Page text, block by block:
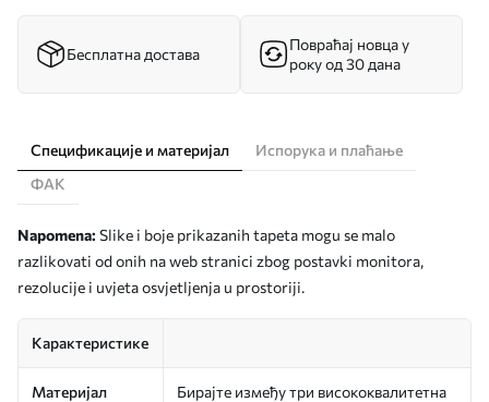
Бесплатна достава
Повраћај новца у
року од 30 дана
Спецификације и материјал
Испорука и плаћање
ФАК
Napomena: Slike i boje prikazanih tapeta mogu se malo
razlikovati od onih na web stranici zbog postavki monitora,
rezolucije i uvjeta osvjetljenja u prostoriji.
Карактеристике
Материјал
Бирајте између три висококвалитетна